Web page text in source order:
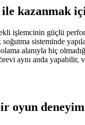
kazanmak
işlemcinin güçlü
sisteminde
alanıyla hiç
aynı anda yapabilir,
oyun